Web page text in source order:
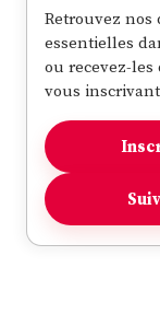
Retrouvez nos
essentielles
ou recevez-
vous